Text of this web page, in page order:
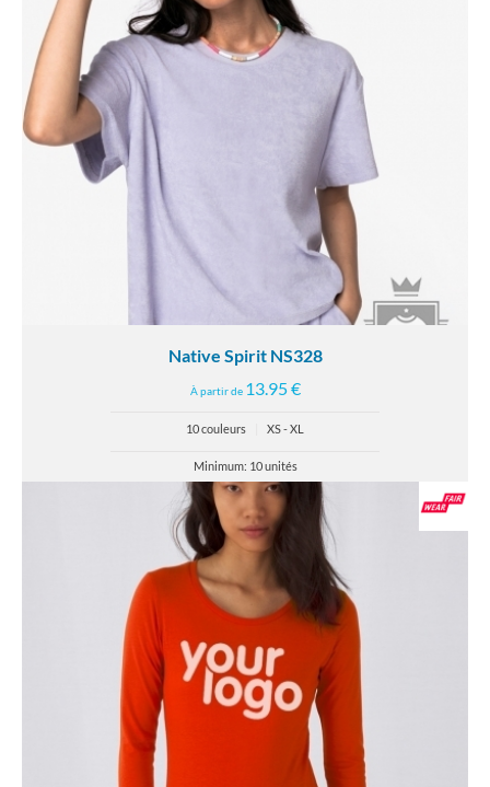
Native Spirit NS328
À partir de 13.95 €
10 couleurs XS - XL
Minimum: 10 unités